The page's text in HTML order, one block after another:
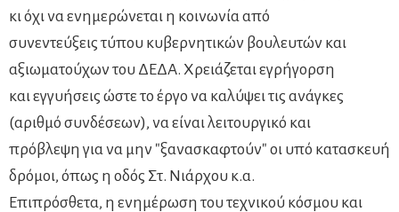
κι όχι να ενημερώνεται η κοινωνία από
συνεντεύξεις τύπου κυβερνητικών βουλευτών και
αξιωματούχων του ΔΕΔΑ. Χρειάζεται εγρήγορση
και εγγυήσεις ώστε το έργο να καλύψει τις ανάγκες
(αριθμό συνδέσεων), να είναι λειτουργικό και
πρόβλεψη για να μην "ξανασκαφτούν" οι υπό κατασκευή
δρόμοι, όπως η οδός Στ. Νιάρχου κ.α.
Επιπρόσθετα, η ενημέρωση του τεχνικού κόσμου και